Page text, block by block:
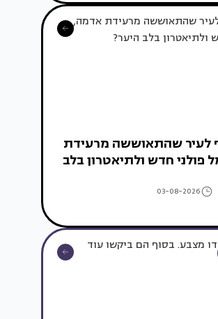
לעיר שהתאוששה מרעידת
פולני חדש ולתיאטרון בלב
03-08-2026